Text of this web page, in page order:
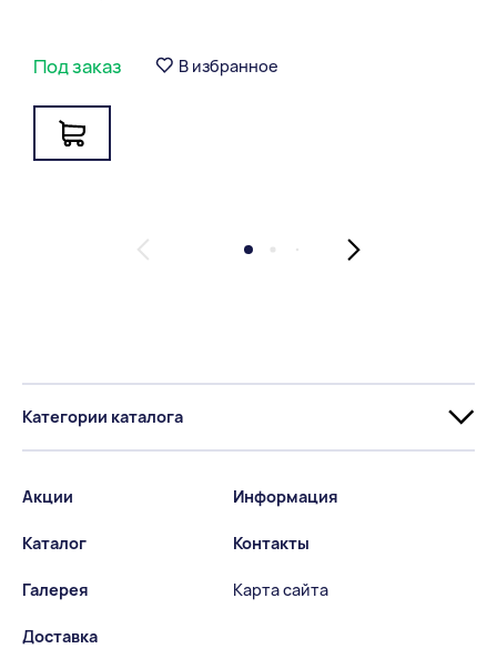
Под заказ В избранное
Категории каталога
Акции
Каталог
Галерея
Доставка
Информация
Контакты
Карта сайта